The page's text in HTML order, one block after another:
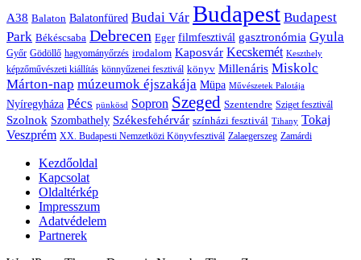
A38 Balaton Balatonfüred Budai Vár Budapest Budapest
Park Békéscsaba Debrecen Eger filmfesztivál gasztronómia Gyula
Győr Gödöllő hagyományőrzés irodalom Kaposvár Kecskemét Keszthely
képzőművészeti kiállítás könnyűzenei fesztivál könyv Millenáris Miskolc
Márton-nap múzeumok éjszakája Müpa Művészetek Palotája
Nyíregyháza Pécs pünkösd Sopron Szeged Szentendre Sziget fesztivál
Szolnok Szombathely Székesfehérvár színházi fesztivál Tihany Tokaj
Veszprém XX. Budapesti Nemzetközi Könyvfesztivál Zalaegerszeg Zamárdi
Kezdőoldal
Kapcsolat
Oldaltérkép
Impresszum
Adatvédelem
Partnerek